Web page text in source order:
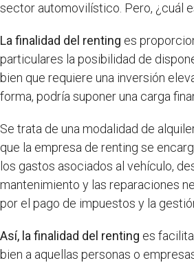
sector automovilístico. Pero, ¿cuál
La finalidad del renting es
particulares la posibilidad de
bien que requiere una inversión
forma, podría suponer una carga
Se trata de una modalidad de
que la empresa de renting se
los gastos asociados al vehículo,
mantenimiento y las reparaciones
por el pago de impuestos y la
Así, la finalidad del renting es
bien a aquellas personas o